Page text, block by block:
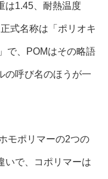
は1.45、耐熱温度
式名称は「ポリオキ
で、POMはその略語
の呼び名のほうが一
モポリマーの2つの
いで、コポリマーは